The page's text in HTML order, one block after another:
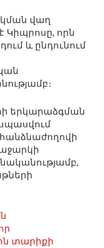
վաղ
Կիպրոսը, որն
և ընդունում
երկարաձգման
տարիքի